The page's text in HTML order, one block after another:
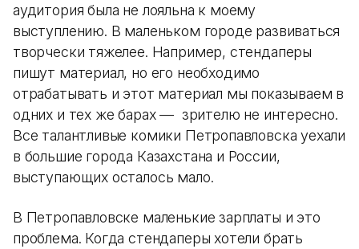
аудитория была не лояльна к моему
выступлению. В маленьком городе развиваться
творчески тяжелее. Например, стендаперы
пишут материал, но его необходимо
отрабатывать и этот материал мы показываем в
одних и тех же барах — зрителю не интересно.
Все талантливые комики Петропавловска уехали
в большие города Казахстана и России,
выступающих осталось мало.
В Петропавловске маленькие зарплаты и это
проблема. Когда стендаперы хотели брать